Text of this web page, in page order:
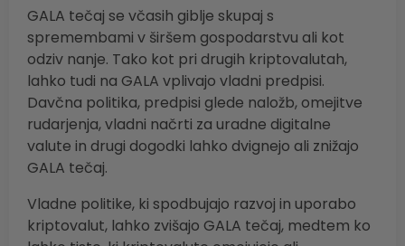
GALA tečaj se včasih giblje skupaj s
spremembami v širšem gospodarstvu ali kot
odziv nanje. Tako kot pri drugih kriptovalutah,
lahko tudi na GALA vplivajo vladni predpisi.
Davčna politika, predpisi glede naložb, omejitve
rudarjenja, vladni načrti za uradne digitalne
valute in drugi dogodki lahko dvignejo ali znižajo
GALA tečaj.
Vladne politike, ki spodbujajo razvoj in uporabo
kriptovalut, lahko zvišajo GALA tečaj, medtem ko